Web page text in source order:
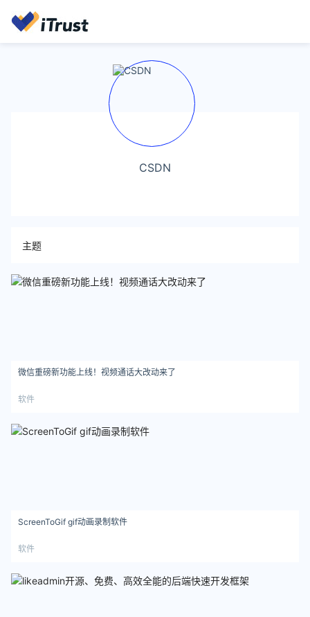
CSDN
主题
微信重磅新功能上线！视频通话大改动来了
软件
ScreenToGif gif动画录制软件
软件